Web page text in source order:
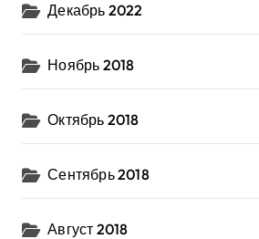
Декабрь 2022
Ноябрь 2018
Октябрь 2018
Сентябрь 2018
Август 2018